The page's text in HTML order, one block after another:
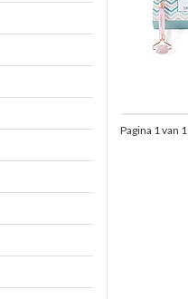
Pagina 1 van 1